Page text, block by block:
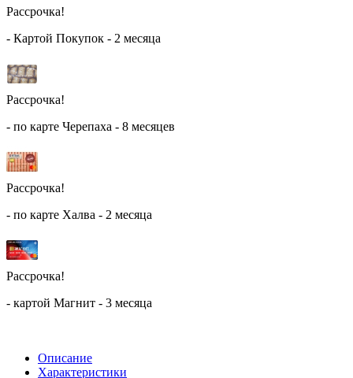
Рассрочка!
- Картой Покупок - 2 месяца
Рассрочка!
- по карте Черепаха - 8 месяцев
Рассрочка!
- по карте Халва - 2 месяца
Рассрочка!
- картой Магнит - 3 месяца
Описание
Характеристики